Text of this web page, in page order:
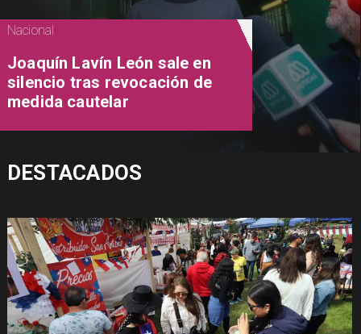
Nacional
Joaquín Lavín León sale en
silencio tras revocación de
medida cautelar
DESTACADOS